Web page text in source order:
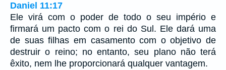
Daniel 11:17
Ele virá com o poder de todo o seu império e
firmará um pacto com o rei do Sul. Ele dará uma
de suas filhas em casamento com o objetivo de
destruir o reino; no entanto, seu plano não terá
êxito, nem lhe proporcionará qualquer vantagem.